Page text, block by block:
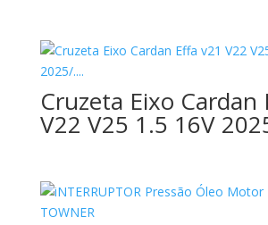
Cruzeta Eixo Cardan
V22 V25 1.5 16V